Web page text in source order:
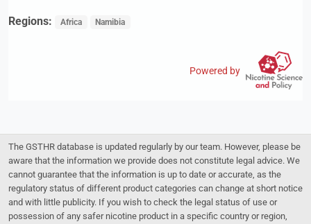
Regions: Africa Namibia
Powered by
The GSTHR database is updated regularly by our team. However, please be
aware that the information we provide does not constitute legal advice. We
cannot guarantee that the information is up to date or accurate, as the
regulatory status of different product categories can change at short notice
and with little publicity. If you wish to check the legal status of use or
possession of any safer nicotine product in a specific country or region,